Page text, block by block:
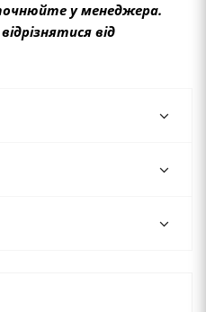
у менеджера.
від